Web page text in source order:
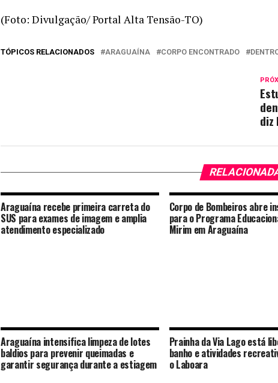
(Foto: Divulgação/ Portal Alta Tensão-TO)
TÓPICOS RELACIONADOS ARAGUAÍNA CORPO ENCONTRADO
diz
Araguaína recebe primeira carreta do
SUS para exames de imagem e amplia
atendimento especializado
Corpo de Bombeiros abre
para o Programa
Mirim em Araguaína
Araguaína intensifica limpeza de lotes
baldios para prevenir queimadas e
garantir segurança durante a estiagem
Prainha da Via Lago está
banho e atividades
o Laboara